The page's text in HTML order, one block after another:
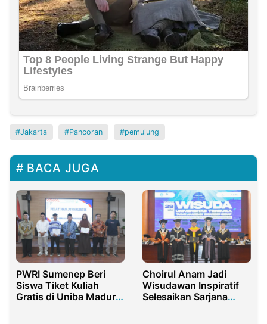
Jakarta Pancoran pemulung
BACA JUGA
PWRI Sumenep Beri
Siswa Tiket Kuliah
Gratis di Uniba Madura,
Choirul Anam Jadi
Wisudawan Inspiratif
Selesaikan Sarjana